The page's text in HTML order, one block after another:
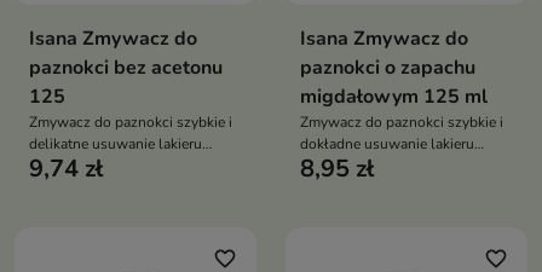
Isana Zmywacz do
paznokci bez acetonu
125
Zmywacz do paznokci szybkie i
delikatne usuwanie lakieru
pielęgnuje płytkę cytrusowy
9,74 zł
Isana Zmywacz do
paznokci o zapachu
migdałowym 125 ml
Zmywacz do paznokci szybkie i
dokładne usuwanie lakieru
pielęgnacja z emolientem świeży
8,95 zł
favorite_border favorite_border